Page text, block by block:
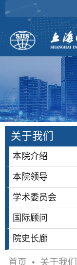
关于我们
本院介绍
本院领导
学术委员会
国际顾问
院史长廊
首页 • 关于我们